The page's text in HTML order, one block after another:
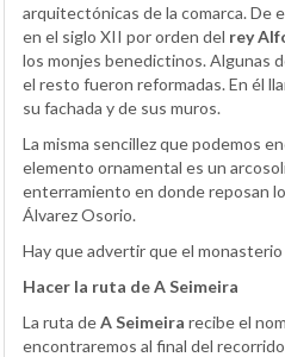
arquitectónicas de la comarca. De
en el siglo XII por orden del rey
los monjes benedictinos. Algunas
el resto fueron reformadas. En él
su fachada y de sus muros.
La misma sencillez que podemos
elemento ornamental es un
enterramiento en donde reposan
Álvarez Osorio.
Hay que advertir que el
Hacer la ruta de A Seimeira
La ruta deA Seimeira recibe el
encontraremos al final del